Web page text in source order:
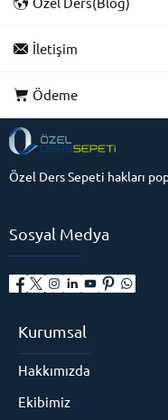
İletişim
Ödeme
Özel Ders Sepeti hakları
Sosyal Medya
Kurumsal
Hakkımızda
Ekibimiz